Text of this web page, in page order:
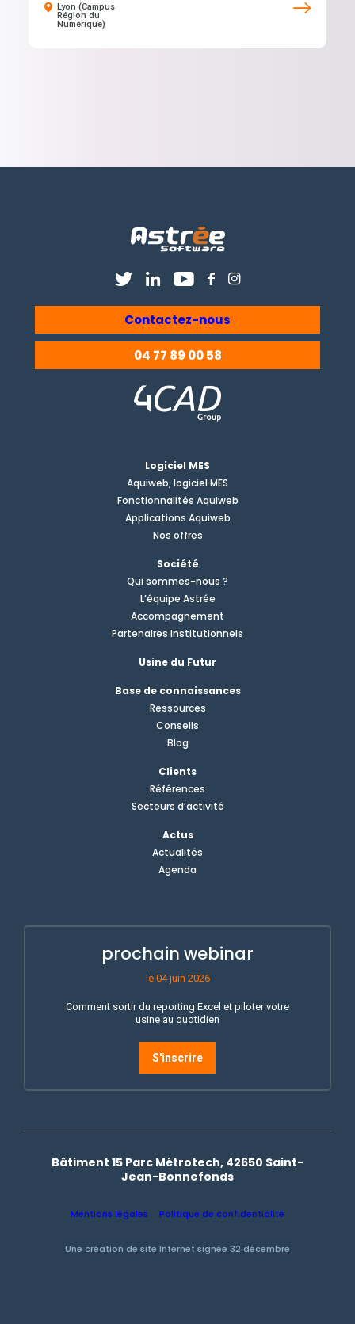
Lyon (Campus
Région du
Numérique)
Contactez-nous
04 77 89 00 58
Logiciel MES
Aquiweb, logiciel MES
Fonctionnalités Aquiweb
Applications Aquiweb
Nos offres
Société
Qui sommes-nous ?
L’équipe Astrée
Accompagnement
Partenaires institutionnels
Usine du Futur
Base de connaissances
Ressources
Conseils
Blog
Clients
Références
Secteurs d’activité
Actus
Actualités
Agenda
prochain webinar
le 04 juin 2026
Comment sortir du reporting Excel et piloter votre
usine au quotidien
S'inscrire
Bâtiment 15 Parc Métrotech, 42650 Saint-
Jean-Bonnefonds
Mentions légales Politique de confidentialité
Une création de site Internet signée 32 décembre